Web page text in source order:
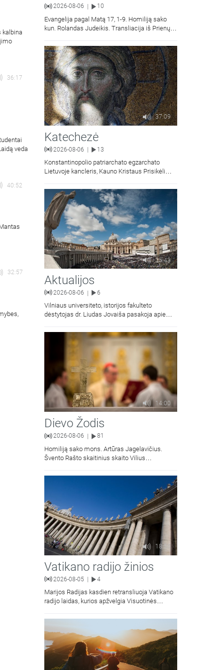
kalbina
36:17
veda
40:52
32:57
2026-08-06 10
Evangelija pagal Matą 17, 1-9. Homiliją sako
kun. Rolandas Judeikis. Transliacija iš Prienų
37:09
Katechezė
2026-08-06 13
Konstantinopolio patriarchato egzarchato
Lietuvoje kancleris, Kauno Kristaus Prisikėlimo
kunigas Vitalijus Mockus pasakoja apie
Kristaus Atsimainymo šventę.
35:43
Aktualijos
2026-08-06 | 6
Vilniaus universiteto, istorijos fakulteto
dėstytojas dr. Liudas Jovaiša pasakoja apie
Jacevičius.
14:00
Dievo Žodis
2026-08-06 81
Homiliją sako mons. Artūras Jagelavičius.
Švento Rašto skaitinius skaito Vilius
18:58
Vatikano radijo žinios
2026-08-05 4
Marijos Radijas kasdien retransliuoja Vatikano
radijo laidas, kurios apžvelgia Visuotinės